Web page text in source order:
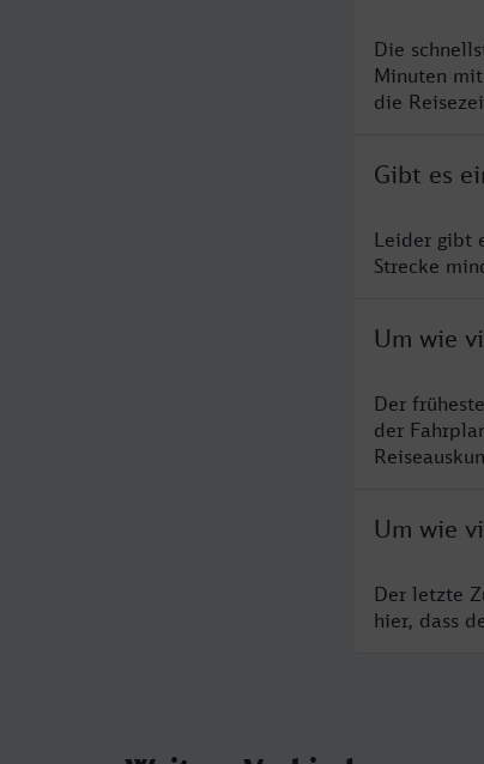
Die
Minuten
die
Gibt es
Leider gibt
Strecke
Um wie
Der
der
Um wie
Der letzte
hier, dass